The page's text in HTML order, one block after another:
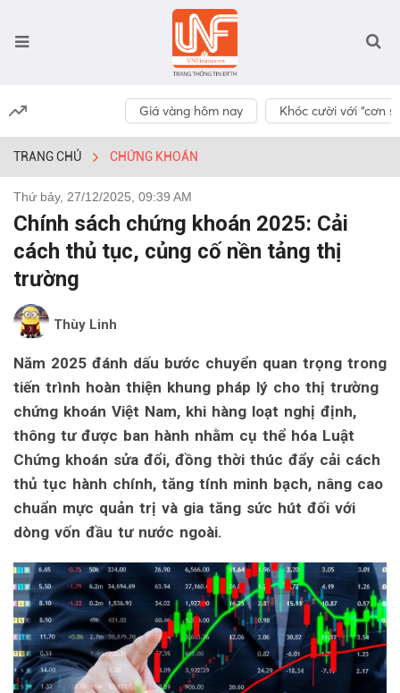
Giá vàng hôm nay Khóc cười với “cơn
TRANG CHỦ CHỨNG KHOÁN
Thứ bảy, 27/12/2025, 09:39 AM
Chính sách chứng khoán 2025: Cải
cách thủ tục, củng cố nền tảng thị
trường
Thùy Linh
Năm 2025 đánh dấu bước chuyển quan trọng trong
tiến trình hoàn thiện khung pháp lý cho thị trường
chứng khoán Việt Nam, khi hàng loạt nghị định,
thông tư được ban hành nhằm cụ thể hóa Luật
Chứng khoán sửa đổi, đồng thời thúc đẩy cải cách
thủ tục hành chính, tăng tính minh bạch, nâng cao
chuẩn mực quản trị và gia tăng sức hút đối với
dòng vốn đầu tư nước ngoài.